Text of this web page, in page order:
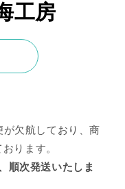
工房
欠航しており、商
ります。
順次発送いたしま